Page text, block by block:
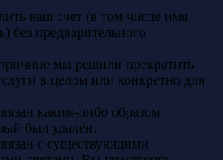
ваш счет (в том числе имя
без предварительного
мы решили прекратить
в целом или конкретно для
каким-либо образом
был удалён.
с существующими